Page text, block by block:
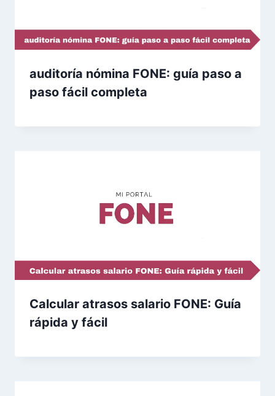
auditoría nómina FONE: guía paso a
paso fácil completa
Calcular atrasos salario FONE: Guía
rápida y fácil